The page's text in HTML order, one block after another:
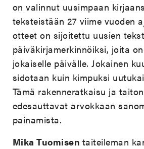
on valinnut uusimpaan
teksteistään 27 viime vuoden
otteet on sijoitettu uusien
päiväkirjamerkinnöiksi, joita
jokaiselle päivälle. Jokainen
sidotaan kuin kimpuksi
Tämä rakenneratkaisu ja
edesauttavat arvokkaan
painamista.
Mika Tuomisen taiteileman